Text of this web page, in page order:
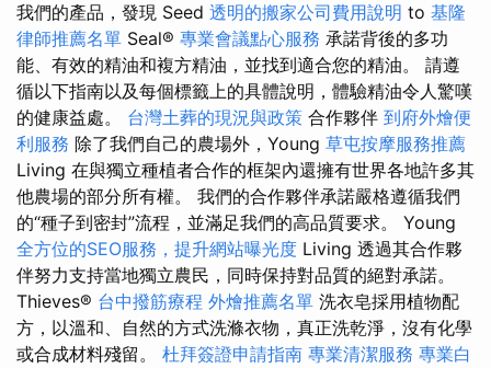
我們的產品，發現 Seed 透明的搬家公司費用說明 to 基隆
律師推薦名單 Seal® 專業會議點心服務 承諾背後的多功
能、有效的精油和複方精油，並找到適合您的精油。 請遵
循以下指南以及每個標籤上的具體說明，體驗精油令人驚嘆
的健康益處。 台灣土葬的現況與政策 合作夥伴 到府外燴便
利服務 除了我們自己的農場外，Young 草屯按摩服務推薦
Living 在與獨立種植者合作的框架內還擁有世界各地許多其
他農場的部分所有權。 我們的合作夥伴承諾嚴格遵循我們
的“種子到密封”流程，並滿足我們的高品質要求。 Young
全方位的SEO服務，提升網站曝光度 Living 透過其合作夥
伴努力支持當地獨立農民，同時保持對品質的絕對承諾。
Thieves® 台中撥筋療程 外燴推薦名單 洗衣皂採用植物配
方，以溫和、自然的方式洗滌衣物，真正洗乾淨，沒有化學
或合成材料殘留。 杜拜簽證申請指南 專業清潔服務 專業白